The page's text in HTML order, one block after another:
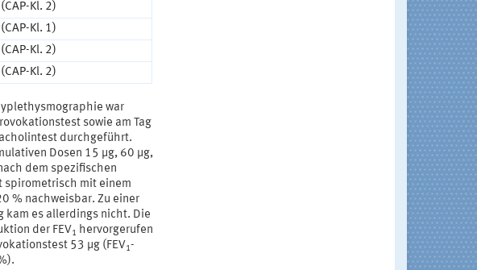
Kl. 2)
Kl. 1)
Kl. 2)
Kl. 2)
war
sowie am Tag
durchgeführt.
Dosen 15 μg, 60 μg,
dem spezifischen
spirometrisch mit einem
% nachweisbar. Zu einer
kam es allerdings nicht. Die
der FEV1 hervorgerufen
53 μg (FEV1-